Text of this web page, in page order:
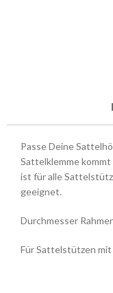
Passe Deine
Sattelklemme
ist für alle
geeignet.
Durchmesser
Für Sattelstützen mit